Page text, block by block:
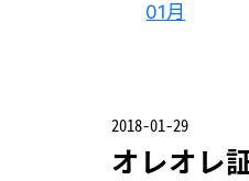
01月
2018-01-29
オレオレ